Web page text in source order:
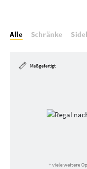
Alle Schränke
Maßgefertigt
+ viele weitere